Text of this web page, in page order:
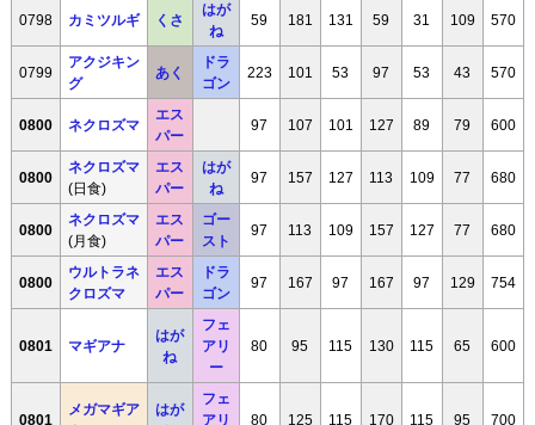
0798 カミツルギ くさ
はが
ね
59 181 131 59 31 109 570
0799
アクジキン
グ
あく
ドラ
ゴン
223 101 53 97 53 43 570
0800 ネクロズマ
エス
パー
97 107 101 127 89 79 600
0800
ネクロズマ
(日食)
エス
パー
はが
ね
97 157 127 113 109 77 680
0800
ネクロズマ
(月食)
エス
パー
ゴー
スト
97 113 109 157 127 77 680
0800
ウルトラネ
クロズマ
エス
パー
ドラ
ゴン
97 167 97 167 97 129 754
0801 マギアナ
はが
ね
フェ
アリ
ー
80 95 115 130 115 65 600
0801
メガマギア
はが
フェ
アリ
80 125 115 170 115 95 700